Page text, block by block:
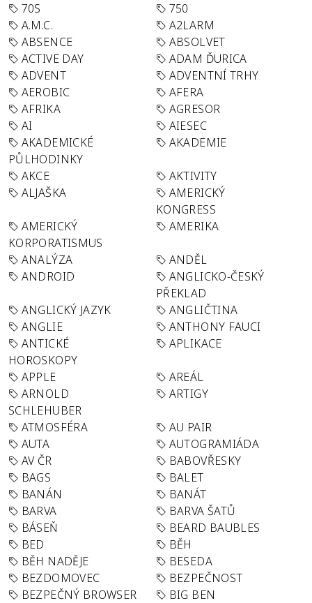
70S
750
A.M.C.
A2LARM
ABSENCE
ABSOLVET
ACTIVE DAY
ADAM ĎURICA
ADVENT
ADVENTNÍ TRHY
AEROBIC
AFERA
AFRIKA
AGRESOR
AI
AIESEC
AKADEMICKÉ
PŮLHODINKY
AKADEMIE
AKCE
AKTIVITY
ALJAŠKA
AMERICKÝ
KONGRESS
AMERICKÝ
KORPORATISMUS
AMERIKA
ANALÝZA
ANDĚL
ANDROID
ANGLICKO-ČESKÝ
PŘEKLAD
ANGLICKÝ JAZYK
ANGLIČTINA
ANGLIE
ANTHONY FAUCI
ANTICKÉ
HOROSKOPY
APLIKACE
APPLE
AREÁL
ARNOLD
SCHLEHUBER
ARTIGY
ATMOSFÉRA
AU PAIR
AUTA
AUTOGRAMIÁDA
AV ČR
BABOVŘESKY
BAGS
BALET
BANÁN
BANÁT
BARVA
BARVA ŠATŮ
BÁSEŇ
BEARD BAUBLES
BED
BĚH
BĚH NADĚJE
BESEDA
BEZDOMOVEC
BEZPEČNOST
BEZPEČNÝ BROWSER
BIG BEN